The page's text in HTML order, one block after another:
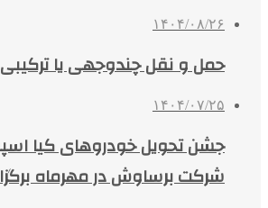
۱۴۰۴/۰۸/۲۶
حمل و نقل چندوجهی یا
۱۴۰۴/۰۷/۲۵
جشن تحویل خودروهای کیا
شرکت برساوش در مهرماه